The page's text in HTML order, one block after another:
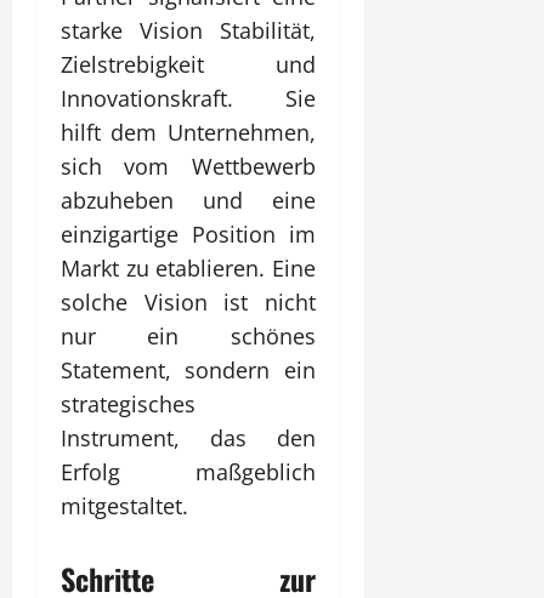
starke Vision Stabilität,
Zielstrebigkeit und
Innovationskraft. Sie
hilft dem Unternehmen,
sich vom Wettbewerb
abzuheben und eine
einzigartige Position im
Markt zu etablieren. Eine
solche Vision ist nicht
nur ein schönes
Statement, sondern ein
strategisches
Instrument, das den
Erfolg maßgeblich
mitgestaltet.
Schritte zur